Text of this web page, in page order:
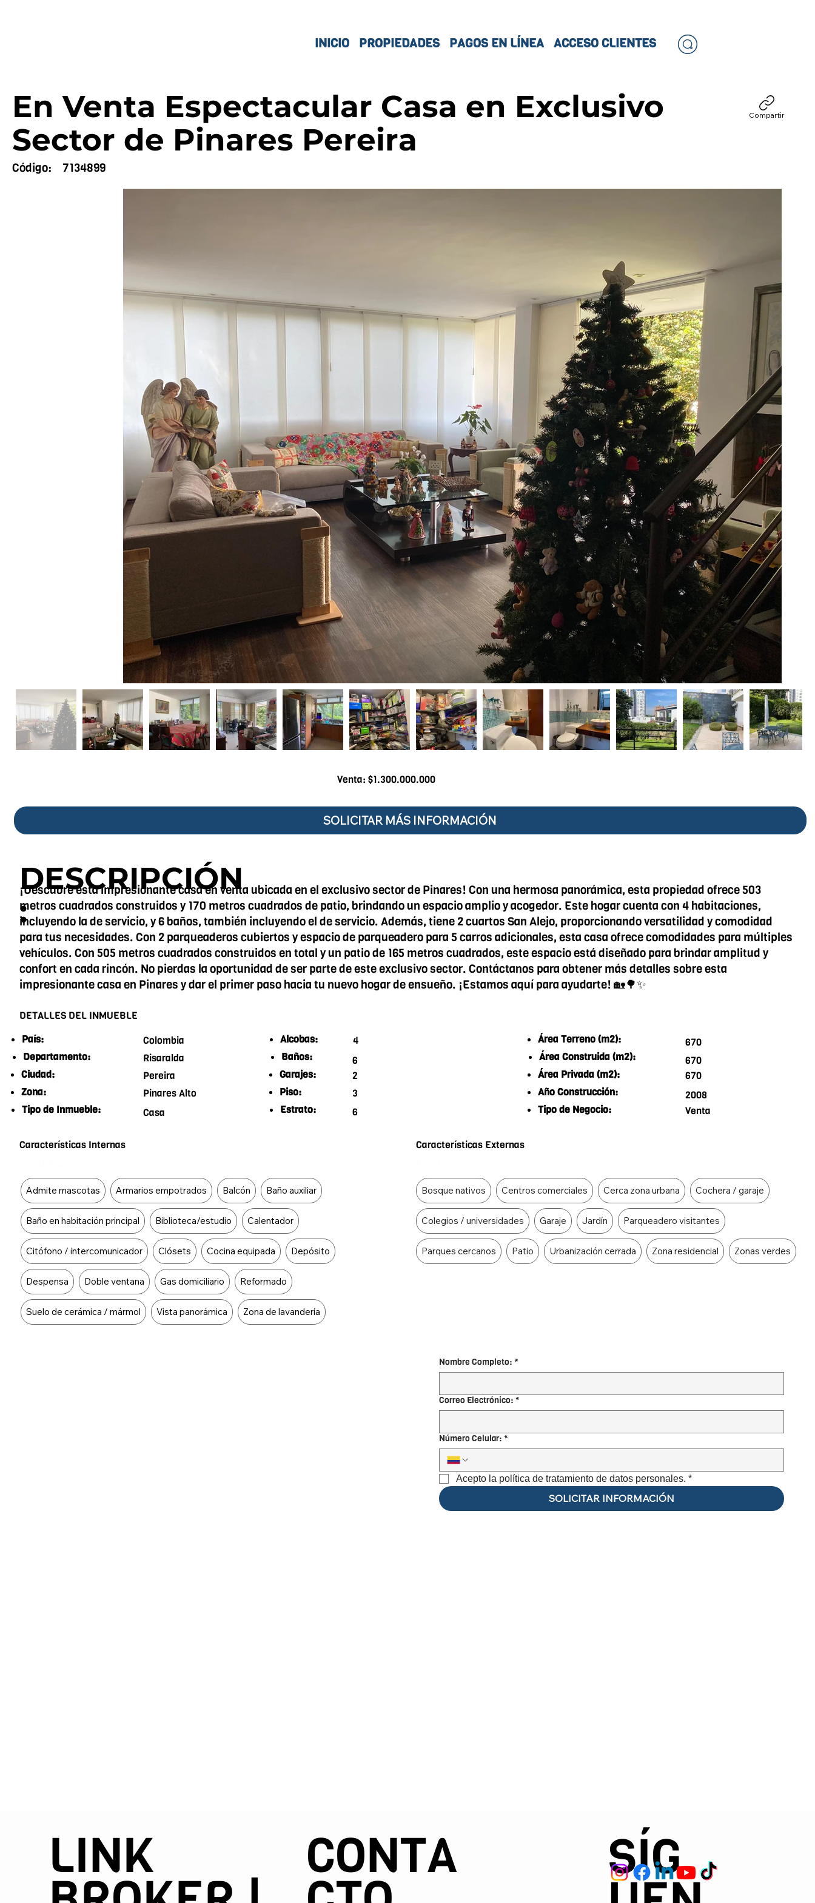
INICIO PROPIEDADES PAGOS EN LÍNEA ACCESO CLIENTES
Características Internas
Admite mascotas Armarios empotrados Balcón Baño auxiliar
Baño en habitación principal Biblioteca/estudio Calentador
Citófono / intercomunicador Clósets Cocina equipada Depósito
Despensa Doble ventana Gas domiciliario Reformado
Suelo de cerámica / mármol Vista panorámica Zona de lavandería
Características Externas
Bosque nativos Centros comerciales Cerca zona urbana Cochera / garaje
Colegios / universidades Garaje Jardín Parqueadero visitantes
Parques cercanos Patio Urbanización cerrada Zona residencial Zonas verdes
Venta: $1.300.000.000
SOLICITAR MÁS INFORMACIÓN
DESCRIPCIÓN
:
¡Descubre esta impresionante casa en venta ubicada en el exclusivo sector de Pinares! Con una hermosa panorámica, esta propiedad ofrece 503
metros cuadrados construidos y 170 metros cuadrados de patio, brindando un espacio amplio y acogedor. Este hogar cuenta con 4 habitaciones,
incluyendo la de servicio, y 6 baños, también incluyendo el de servicio. Además, tiene 2 cuartos San Alejo, proporcionando versatilidad y comodidad
para tus necesidades. Con 2 parqueaderos cubiertos y espacio de parqueadero para 5 carros adicionales, esta casa ofrece comodidades para múltiples
vehículos. Con 505 metros cuadrados construidos en total y un patio de 165 metros cuadrados, este espacio está diseñado para brindar amplitud y
confort en cada rincón. No pierdas la oportunidad de ser parte de este exclusivo sector. Contáctanos para obtener más detalles sobre esta
impresionante casa en Pinares y dar el primer paso hacia tu nuevo hogar de ensueño. ¡Estamos aquí para ayudarte! 🏡🌳✨
DETALLES DEL INMUEBLE
País:
Colombia
Departamento:
Risaralda
Ciudad:
Pereira
Zona:
Pinares Alto
Tipo de Inmueble:
Casa
Alcobas:
4
Baños:
6
Garajes:
2
Piso:
3
Estrato:
6
Área Terreno (m2):
670
Área Construida (m2):
670
Área Privada (m2):
670
Año Construcción:
2008
Tipo de Negocio:
Venta
En Venta Espectacular Casa en Exclusivo
Sector de Pinares Pereira
Código: 7134899
Compartir
Nombre Completo: *
Correo Electrónico: *
Número Celular: *
Acepto la política de tratamiento de datos personales. *
SOLICITAR INFORMACIÓN
LINK CONTA SÍG